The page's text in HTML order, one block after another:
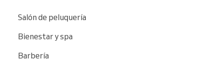
Salón de peluquería
Bienestar y spa
Barbería